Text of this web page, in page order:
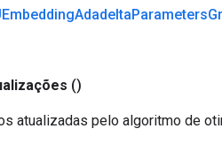
AdadeltaParameters
()
atualizadas pelo algoritmo de